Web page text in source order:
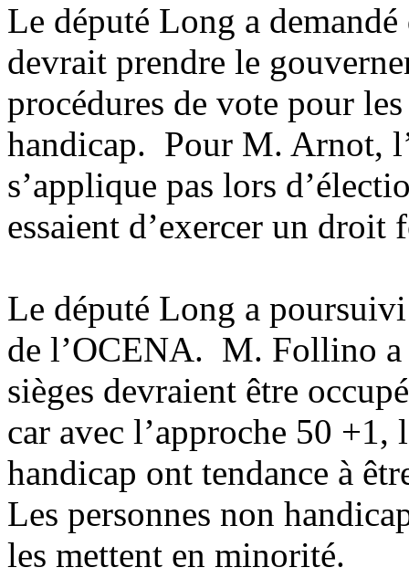
Le député Long a
devrait prendre le
procédures de vote pour
handicap. Pour M. Arnot,
s’applique pas lors
essaient d’exercer un droit
Le député Long a
de l’OCENA. M. Follino a
sièges devraient être
car avec l’approche 50 +1,
handicap ont tendance à
Les personnes non
les mettent en minorité.